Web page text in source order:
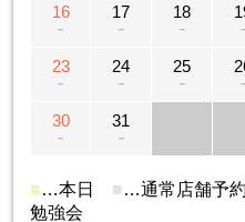
16
－
17
－
18
－ －
23
－
24
－
25
－ －
30
－
31
－
■…本日 ■ …通常店舗予
勉強会